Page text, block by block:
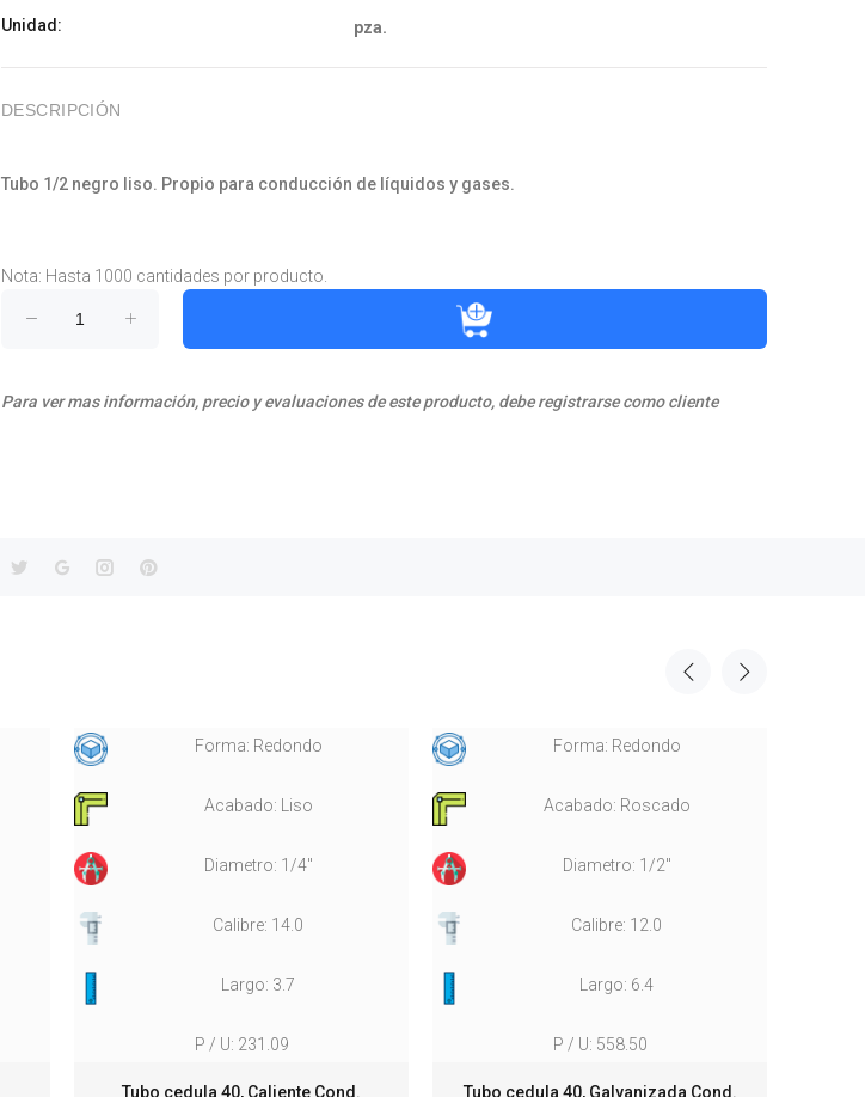
Unidad:
pza.
DESCRIPCIÓN
Tubo 1/2 negro liso. Propio para conducción de líquidos y gases.
Nota: Hasta 1000 cantidades por producto.
Para ver mas información, precio y evaluaciones de este producto, debe registrarse como cliente
Forma: Redondo
Acabado: Liso
Diametro: 1/4"
Calibre: 14.0
Largo: 3.7
P / U: 231.09
Tubo cedula 40, Caliente Cond.
Forma: Redondo
Acabado: Roscado
Diametro: 1/2"
Calibre: 12.0
Largo: 6.4
P / U: 558.50
Tubo cedula 40, Galvanizada Cond.